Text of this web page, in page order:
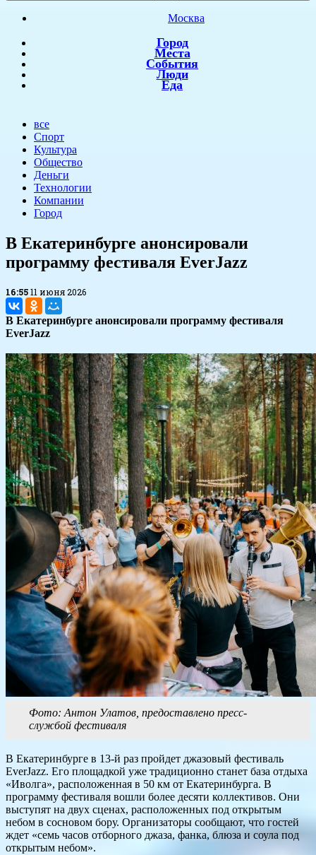
Москва
Город
Места
События
Люди
Еда
все
Спорт
Культура
Общество
Деньги
Технологии
Компании
Город
В Екатеринбурге анонсировали
программу фестиваля EverJazz
16:5511 июня 2026
В Екатеринбурге анонсировали программу фестиваля
EverJazz
Фото: Антон Улатов, предоставлено пресс-
службой фестиваля
В Екатеринбурге в 13-й раз пройдет джазовый фестиваль
EverJazz. Его площадкой уже традиционно станет база отдыха
«Иволга», расположенная в 50 км от Екатеринбурга. В
программу фестиваля вошли более десяти коллективов. Они
выступят на двух сценах, расположенных под открытым
небом в сосновом бору. Организаторы сообщают, что гостей
ждет «семь часов отборного джаза, фанка, блюза и соула под
открытым небом».